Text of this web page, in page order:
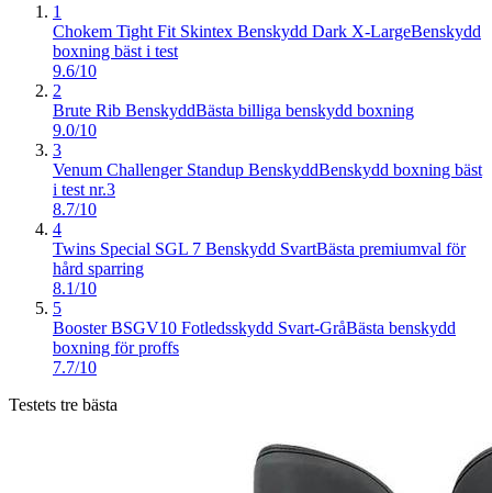
1
Chokem Tight Fit Skintex Benskydd Dark X-LargeBenskydd
boxning bäst i test
9.6/10
2
Brute Rib BenskyddBästa billiga benskydd boxning
9.0/10
3
Venum Challenger Standup BenskyddBenskydd boxning bäst
i test nr.3
8.7/10
4
Twins Special SGL 7 Benskydd SvartBästa premiumval för
hård sparring
8.1/10
5
Booster BSGV10 Fotledsskydd Svart-GråBästa benskydd
boxning för proffs
7.7/10
Testets tre bästa